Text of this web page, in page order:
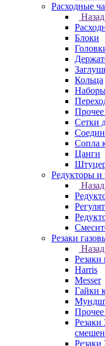
Расходные
Назад
Блоки
Кольца
Сетки
Сопла
Цанги
Редукторы и
Назад
Резаки
Назад
Резаки
Harris
Messer
Гайки
Прочее
Резаки
Резаки